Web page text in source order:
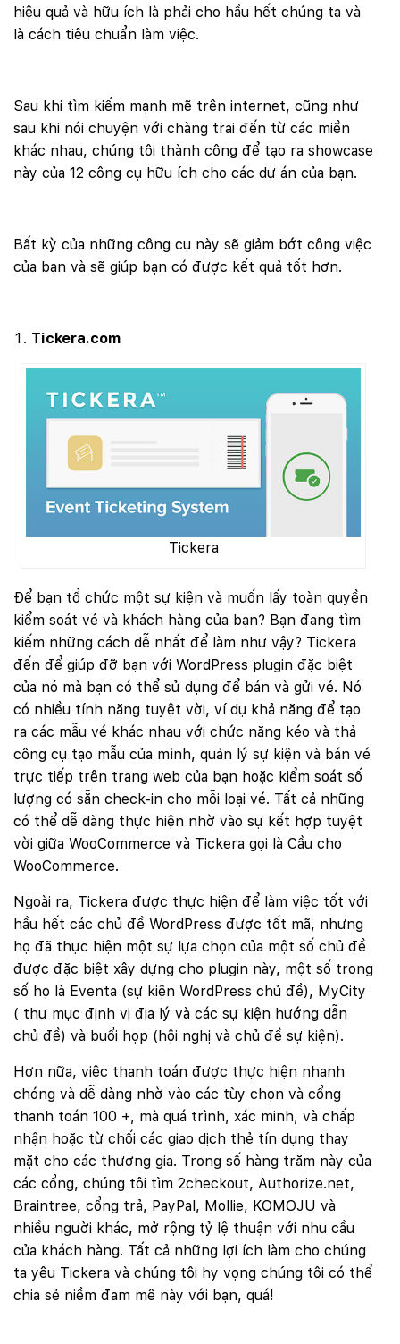
hiệu quả và hữu ích là phải cho hầu hết chúng ta và
là cách tiêu chuẩn làm việc.
Sau khi tìm kiếm mạnh mẽ trên internet, cũng như
sau khi nói chuyện với chàng trai đến từ các miền
khác nhau, chúng tôi thành công để tạo ra showcase
này của 12 công cụ hữu ích cho các dự án của bạn.
Bất kỳ của những công cụ này sẽ giảm bớt công việc
của bạn và sẽ giúp bạn có được kết quả tốt hơn.
Tickera.com
Tickera
Để bạn tổ chức một sự kiện và muốn lấy toàn quyền
kiểm soát vé và khách hàng của bạn? Bạn đang tìm
kiếm những cách dễ nhất để làm như vậy? Tickera
đến để giúp đỡ bạn với WordPress plugin đặc biệt
của nó mà bạn có thể sử dụng để bán và gửi vé. Nó
có nhiều tính năng tuyệt vời, ví dụ khả năng để tạo
ra các mẫu vé khác nhau với chức năng kéo và thả
công cụ tạo mẫu của mình, quản lý sự kiện và bán vé
trực tiếp trên trang web của bạn hoặc kiểm soát số
lượng có sẵn check-in cho mỗi loại vé. Tất cả những
có thể dễ dàng thực hiện nhờ vào sự kết hợp tuyệt
vời giữa WooCommerce và Tickera gọi là Cầu cho
WooCommerce.
Ngoài ra, Tickera được thực hiện để làm việc tốt với
hầu hết các chủ đề WordPress được tốt mã, nhưng
họ đã thực hiện một sự lựa chọn của một số chủ đề
được đặc biệt xây dựng cho plugin này, một số trong
số họ là Eventa (sự kiện WordPress chủ đề), MyCity
( thư mục định vị địa lý và các sự kiện hướng dẫn
chủ đề) và buổi họp (hội nghị và chủ đề sự kiện).
Hơn nữa, việc thanh toán được thực hiện nhanh
chóng và dễ dàng nhờ vào các tùy chọn và cổng
thanh toán 100 +, mà quá trình, xác minh, và chấp
nhận hoặc từ chối các giao dịch thẻ tín dụng thay
mặt cho các thương gia. Trong số hàng trăm này của
các cổng, chúng tôi tìm 2checkout, Authorize.net,
Braintree, cổng trả, PayPal, Mollie, KOMOJU và
nhiều người khác, mở rộng tỷ lệ thuận với nhu cầu
của khách hàng. Tất cả những lợi ích làm cho chúng
ta yêu Tickera và chúng tôi hy vọng chúng tôi có thể
chia sẻ niềm đam mê này với bạn, quá!